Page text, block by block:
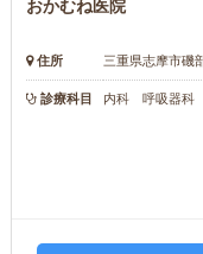
おかむね医院
住所 三重県志摩市磯
診療科目 内科 呼吸器